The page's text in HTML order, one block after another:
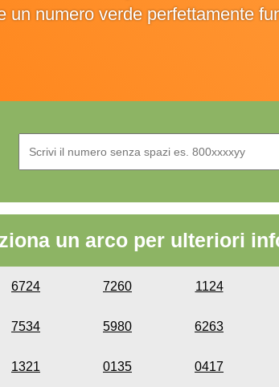
numero verde perfettamente
un arco per ulteriori
6724 7260 1124
7534 5980 6263
1321 0135 0417